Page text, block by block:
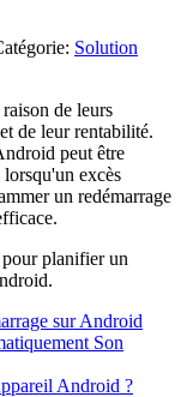
Solution
de leurs
de leur rentabilité.
peut être
excès
un redémarrage
pour planifier un
sur Android
Son
Android ?